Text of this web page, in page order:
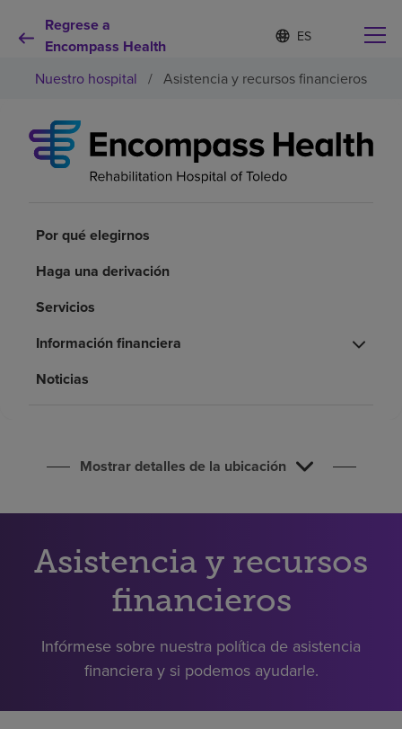
Regrese a
Encompass Health
Lista
de
contraída
d
o
s
e
e
Por qué debe elegirnos
Recursos de salud
Empleos
Pagar mi factura
Nuestro hospital / Asistencia y recursos financieros
Por qué elegirnos
Haga una derivación
Servicios
Información financiera
Noticias
Mostrar detalles de la ubicación
Asistencia y recursos
financieros
Infórmese sobre nuestra política de asistencia
financiera y si podemos ayudarle.